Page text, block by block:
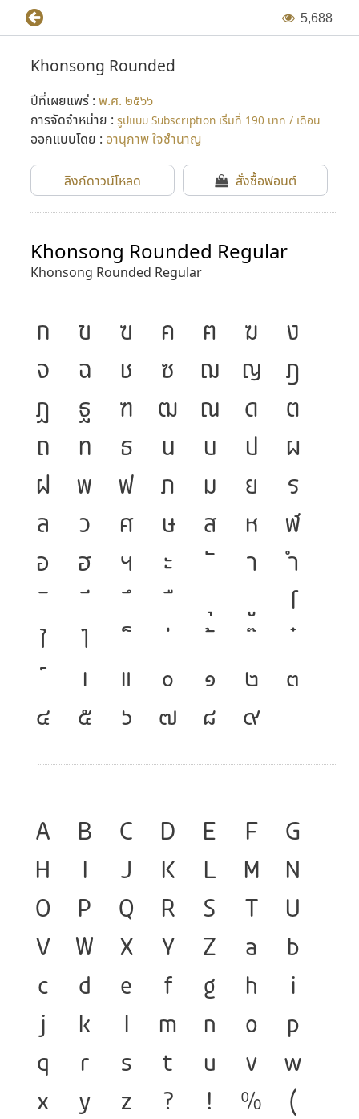
5,688
Khonsong Rounded
ปีที่เผยแพร่ : พ.ศ. ๒๕๖๖
การจัดจำหน่าย : รูปแบบ Subscription เริ่มที่ 190 บาท / เดือน
ออกแบบโดย : อานุภาพ ใจชำนาญ
ลิงก์ดาวน์โหลด สั่งซื้อฟอนต์
Khonsong Rounded Regular
Khonsong Rounded Regular
ก ข ฃ ค ฅ ฆ
ง
จ
ฉ ช ซ ฌ ญ
ฎ
ฏ
ฐ ฑ ฒ ณ ด
ต
ถ
ท ธ น บ ป
ผ
ฝ
พ ฟ ภ ม ย
ร
ล
ว ศ ษ ส ห
ฬ
อ
ฮ ฯ ะ า
ำ
โ
ใ
ไ
เ
แ ๐ ๑ ๒
๓
๔
๕ ๖ ๗ ๘ ๙
A B C D E F
G
H
I J K L M
N
O
P Q R S T
U
V
W X Y Z a
b
c
d e f g h
i
j
k l m n o
p
q
r s t u v
w
x
y z ? ! %
(